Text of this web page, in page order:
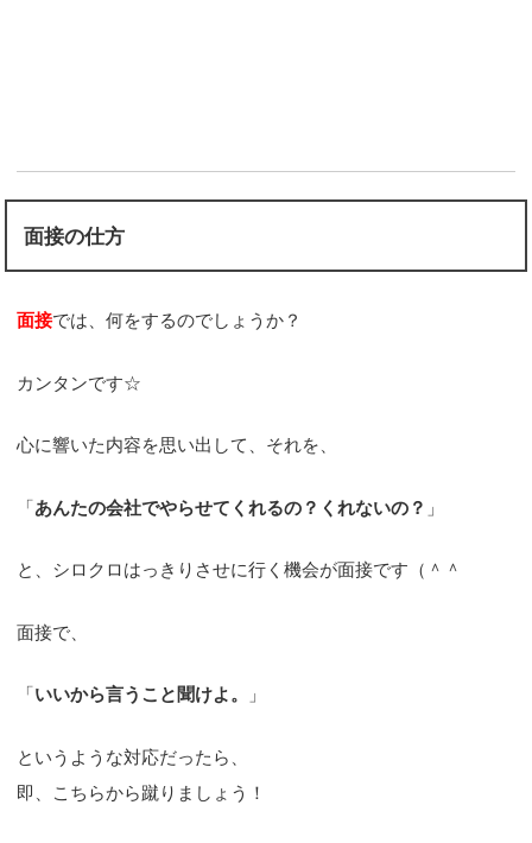
面接の仕方
面接では、何をするのでしょうか？
カンタンです☆
心に響いた内容を思い出して、それを、
「あんたの会社でやらせてくれるの？くれないの？ 」
と、シロクロはっきりさせに行く機会が面接です（＾＾
面接で、
「いいから言うこと聞けよ。 」
というような対応だったら、
即、こちらから蹴りましょう！